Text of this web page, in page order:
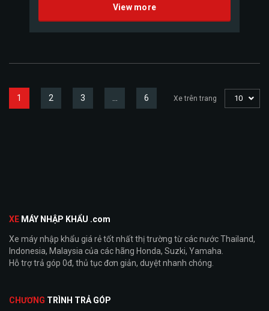
View more
1 2 3 … 6 Xe trên trang 10
XE MÁY NHẬP KHẨU .com
Xe máy nhập khẩu giá rẻ tốt nhất thị trường từ các nước Thailand,
Indonesia, Malaysia của các hãng Honda, Suzki, Yamaha.
Hỗ trợ trả góp 0đ, thủ tục đơn giản, duyệt nhanh chóng.
CHƯƠNG TRÌNH TRẢ GÓP